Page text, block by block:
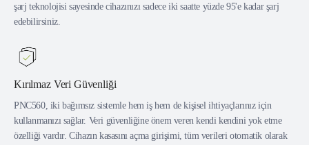
şarj teknolojisi sayesinde cihazınızı sadece iki saatte yüzde 95'e kadar şarj
edebilirsiniz.
Kırılmaz Veri Güvenliği
PNC560, iki bağımsız sistemle hem iş hem de kişisel ihtiyaçlarınız için
kullanmanızı sağlar. Veri güvenliğine önem veren kendi kendini yok etme
özelliği vardır. Cihazın kasasını açma girişimi, tüm verileri otomatik olarak